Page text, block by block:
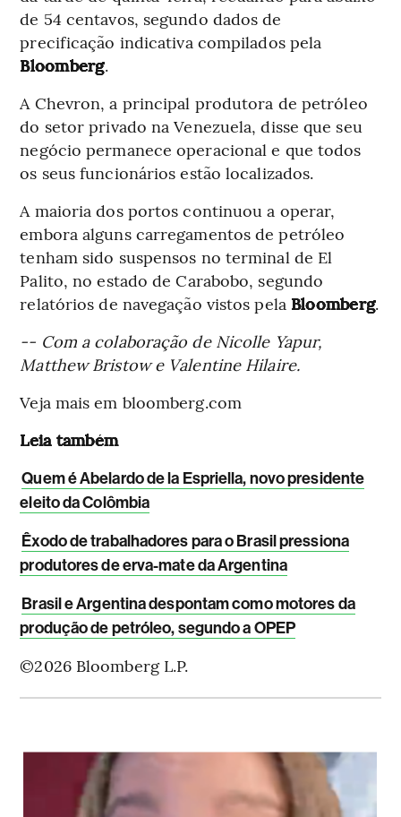
de 54 centavos, segundo dados de
precificação indicativa compilados pela
Bloomberg.
A Chevron, a principal produtora de petróleo
do setor privado na Venezuela, disse que seu
negócio permanece operacional e que todos
os seus funcionários estão localizados.
A maioria dos portos continuou a operar,
embora alguns carregamentos de petróleo
tenham sido suspensos no terminal de El
Palito, no estado de Carabobo, segundo
relatórios de navegação vistos pela Bloomberg.
-- Com a colaboração de Nicolle Yapur,
Matthew Bristow e Valentine Hilaire.
Veja mais em bloomberg.com
Leia também
Quem é Abelardo de la Espriella, novo presidente
eleito da Colômbia
Êxodo de trabalhadores para o Brasil pressiona
produtores de erva-mate da Argentina
Brasil e Argentina despontam como motores da
produção de petróleo, segundo a OPEP
©2026 Bloomberg L.P.